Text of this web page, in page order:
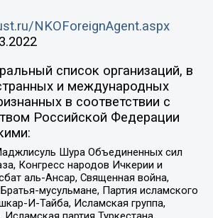
NKOForeignAgent.aspx
список организаций, в
и международных
в соответствии с
Российской Федерации
Шура Объединенных сил
Конгресс народов Ичкерии и
аль-Ансар, Священная война,
мусульмане, Партия исламского
И-Тайба, Исламская группа,